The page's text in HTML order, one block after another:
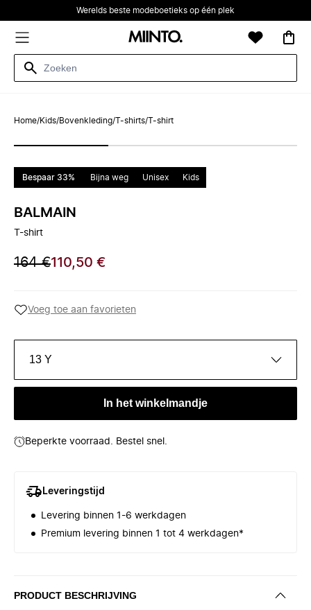
Werelds beste modeboetieks op één plek
Home/Kids/Bovenkleding/T-shirts/T-shirt
Bespaar 33% Bijna weg Unisex Kids
BALMAIN
T-shirt
164 €110,50 €
Voeg toe aan favorieten
13 Y
In het winkelmandje
Beperkte voorraad. Bestel snel.
Leveringstijd
Levering binnen 1-6 werkdagen
Premium levering binnen 1 tot 4 werkdagen*
PRODUCT BESCHRIJVING